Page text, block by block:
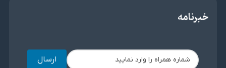
خبرنامه
ارسال